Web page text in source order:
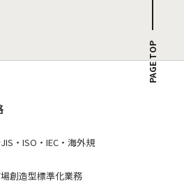
・ISO・IEC・海外規
創造型標準化業務
PAGE TOP